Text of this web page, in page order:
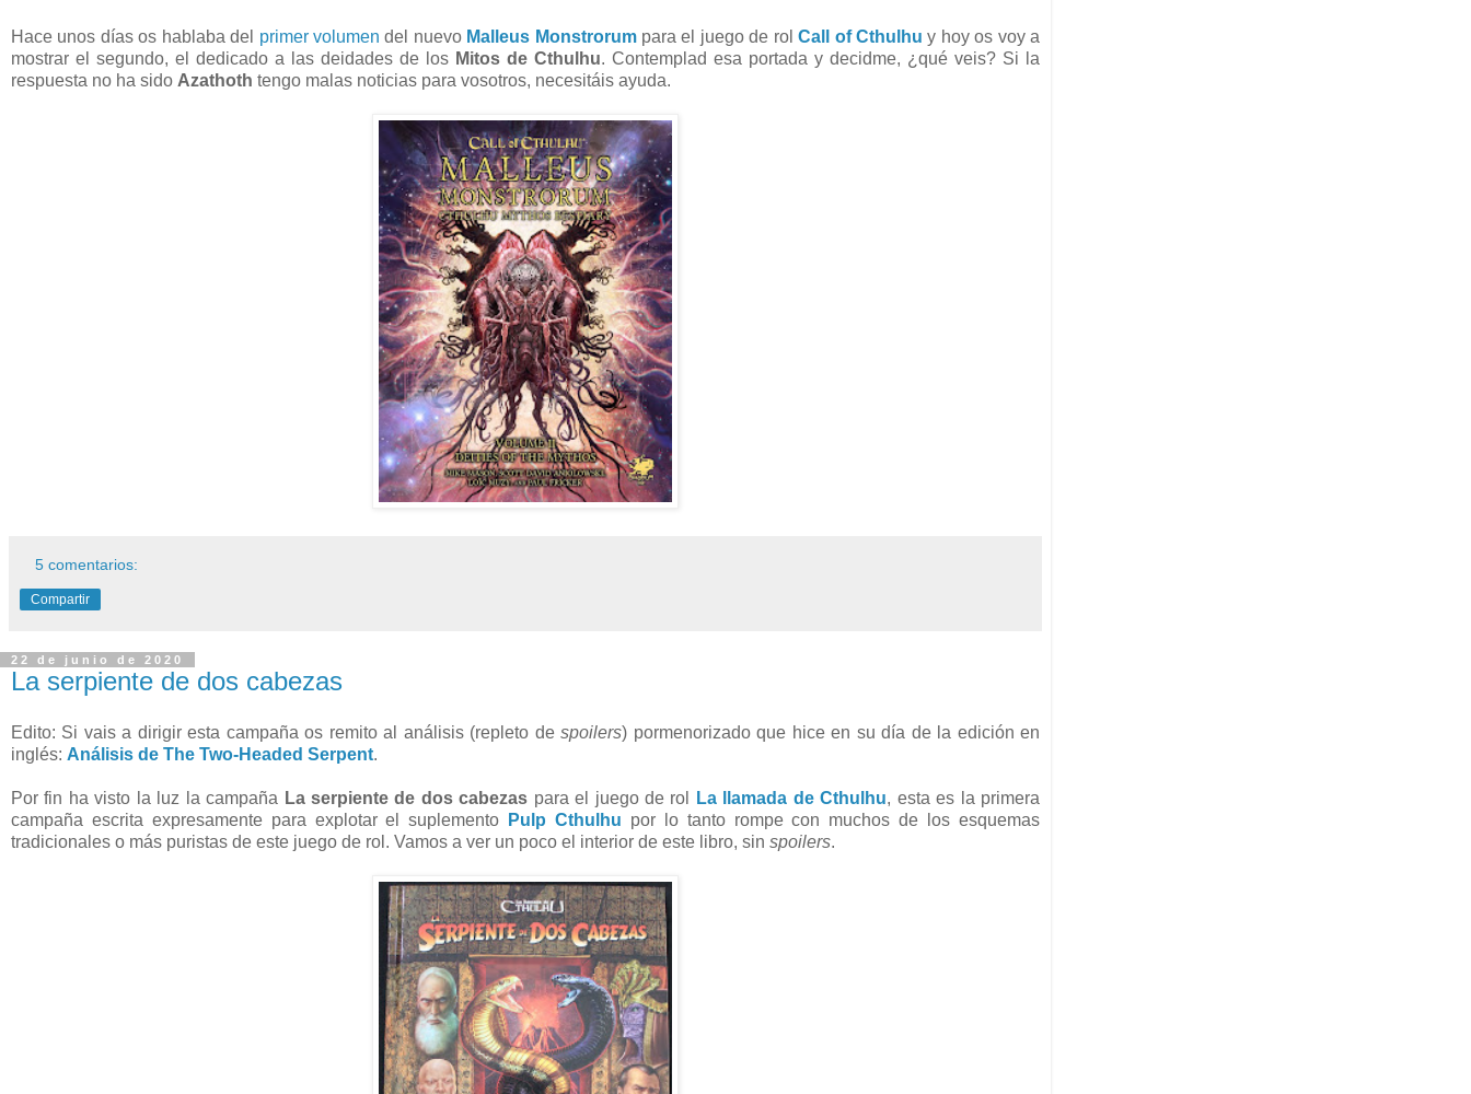
Hace unos días os hablaba del primer volumen del nuevo Malleus Monstrorumpara el juego de rolCall of Cthulhu y hoy os voy a
mostrar el segundo, el dedicado a las deidades de los Mitos de Cthulhu. Contemplad esa portada y decidme, ¿qué veis? Si la
respuesta no ha sido Azathoth tengo malas noticias para vosotros, necesitáis ayuda.
5 comentarios:
Compartir
22 de junio de 2020
La serpiente de dos cabezas
Edito: Si vais a dirigir esta campaña os remito al análisis (repleto despoilers) pormenorizado que hice en su día de la edición en
inglés: Análisis de The Two-Headed Serpent.
Por fin ha visto la luz la campaña La serpiente de dos cabezas para el juego de rol La llamada de Cthulhu, esta es la primera
campaña escrita expresamente para explotar el suplemento
Pulp Cthulhu por lo tanto rompe con muchos de los esquemas
tradicionales o más puristas de este juego de rol. Vamos a ver un poco el interior de este libro, sin spoilers.